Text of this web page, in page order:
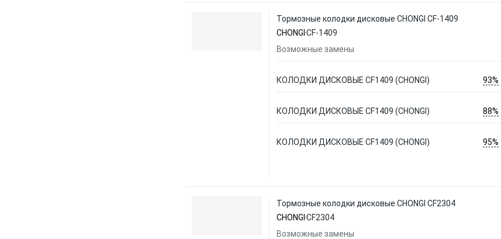
Тормозные колодки дисковые CHONGI CF-1409
CHONGI CF-1409
Возможные замены
КОЛОДКИ ДИСКОВЫЕ CF1409 (CHONGI) 93%
КОЛОДКИ ДИСКОВЫЕ CF1409 (CHONGI) 88%
КОЛОДКИ ДИСКОВЫЕ CF1409 (CHONGI) 95%
Тормозные колодки дисковые CHONGI CF2304
CHONGI CF2304
Возможные замены